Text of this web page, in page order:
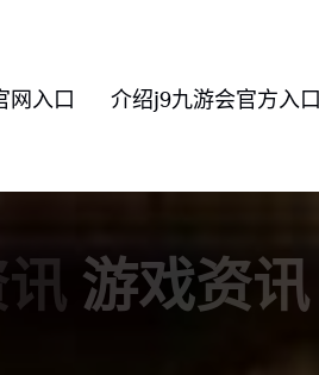
网入口 介绍j9九游会官方入口
游戏资讯